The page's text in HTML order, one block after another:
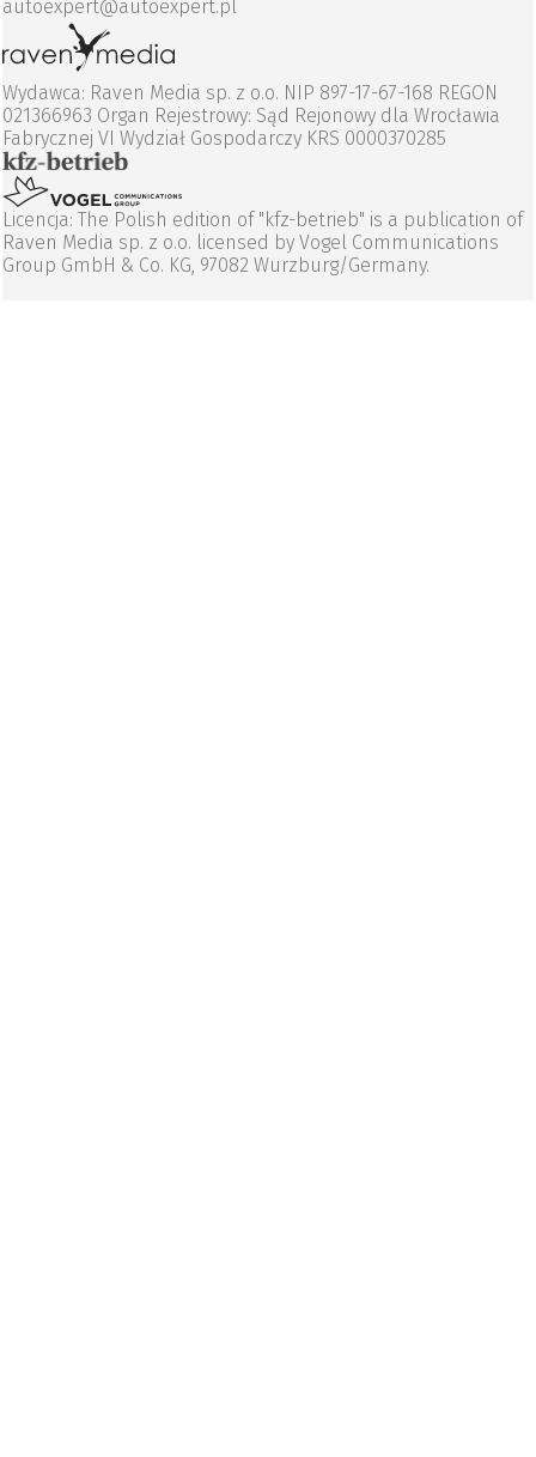
autoexpert@autoexpert.pl
Wydawca: Raven Media sp. z o.o. NIP 897-17-67-168 REGON
021366963 Organ Rejestrowy: Sąd Rejonowy dla Wrocławia
Fabrycznej VI Wydział Gospodarczy KRS 0000370285
Licencja: The Polish edition of "kfz-betrieb" is a publication of
Raven Media sp. z o.o. licensed by Vogel Communications
Group GmbH & Co. KG, 97082 Wurzburg/Germany.